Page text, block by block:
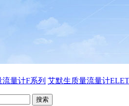
量计F系列 艾默生质量流量计